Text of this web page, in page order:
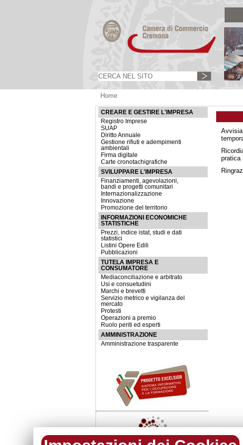
Home
CREARE E GESTIRE L'IMPRESA
Registro Imprese
SUAP
Diritto Annuale
Gestione rifiuti e adempimenti
ambientali
Firma digitale
Carte cronotachigrafiche
SVILUPPARE L'IMPRESA
Finanziamenti, agevolazioni,
bandi e progetti comunitari
Internazionalizzazione
Innovazione
Promozione del territorio
INFORMAZIONI ECONOMICHE
STATISTICHE
Prezzi, indice istat, studi e dati
statistici
Listini Opere Edili
Pubblicazioni
TUTELA IMPRESA E
CONSUMATORE
Mediaconciliazione e arbitrato
Usi e consuetudini
Marchi e brevetti
Servizio metrico e vigilanza del
mercato
Protesti
Operazioni a premio
Ruolo periti ed esperti
AMMINISTRAZIONE
Amministrazione trasparente
pratica